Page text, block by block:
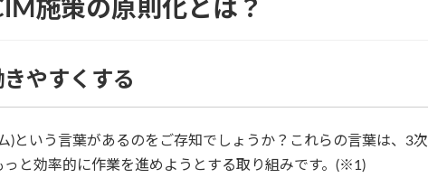
施策の原則化とは？
やすくする
)という言葉があるのをご存知でしょうか？これらの言葉は、3次
と効率的に作業を進めようとする取り組みです。(※1)